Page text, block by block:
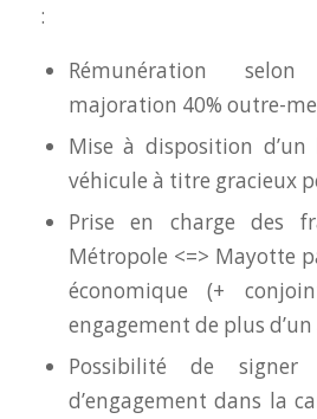
:
Rémunération
majoration 40% outre-
Mise à disposition d’un
véhicule à titre gracieux
Prise en charge des
Métropole <=> Mayotte
économique (+
engagement de plus d’un
Possibilité de signer
d’engagement dans la